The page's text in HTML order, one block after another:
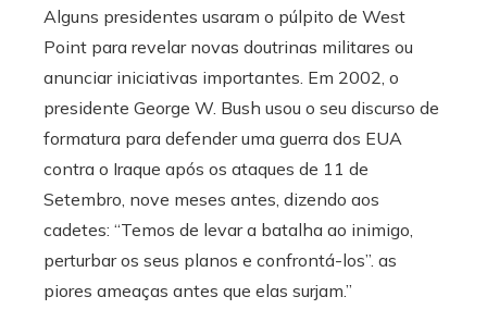
Alguns presidentes usaram o púlpito de West
Point para revelar novas doutrinas militares ou
anunciar iniciativas importantes. Em 2002, o
presidente George W. Bush usou o seu discurso de
formatura para defender uma guerra dos EUA
contra o Iraque após os ataques de 11 de
Setembro, nove meses antes, dizendo aos
cadetes: “Temos de levar a batalha ao inimigo,
perturbar os seus planos e confrontá-los”. as
piores ameaças antes que elas surjam.”